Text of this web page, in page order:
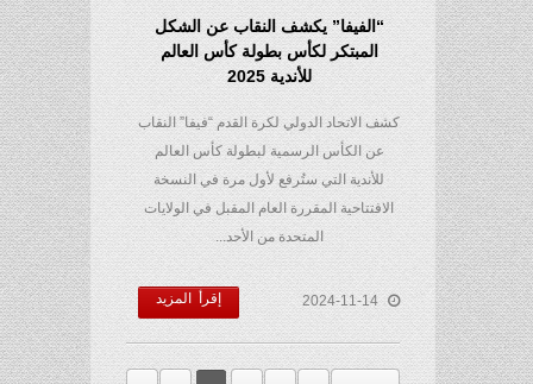
“الفيفا” يكشف النقاب عن الشكل
المبتكر لكأس بطولة كأس العالم
للأندية 2025
كشف الاتحاد الدولي لكرة القدم “فيفا” النقاب
عن الكأس الرسمية لبطولة كأس العالم
للأندية التي ستُرفع لأول مرة في النسخة
الافتتاحية المقررة العام المقبل في الولايات
المتحدة من الأحد...
2024-11-14 إقرأ المزيد